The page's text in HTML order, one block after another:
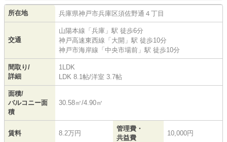
所在地 兵庫県神戸市兵庫区須佐野通 ４丁目
交通
山陽本線 「 兵庫 」駅 徒歩6分
神戸高速東西線 「 大開 」駅 徒歩10分
神戸市海岸線 「 中央市場前 」駅 徒歩10分
間取り/
詳細
1LDK
LDK 8.1帖/洋室 3.7帖
面積/
バルコニー面
積
30.58㎡/4.90㎡
賃料 8.2万円
管理費・
共益費
10,000円